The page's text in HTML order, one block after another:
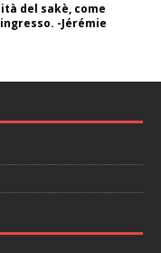
del sakè, come
-Jérémie